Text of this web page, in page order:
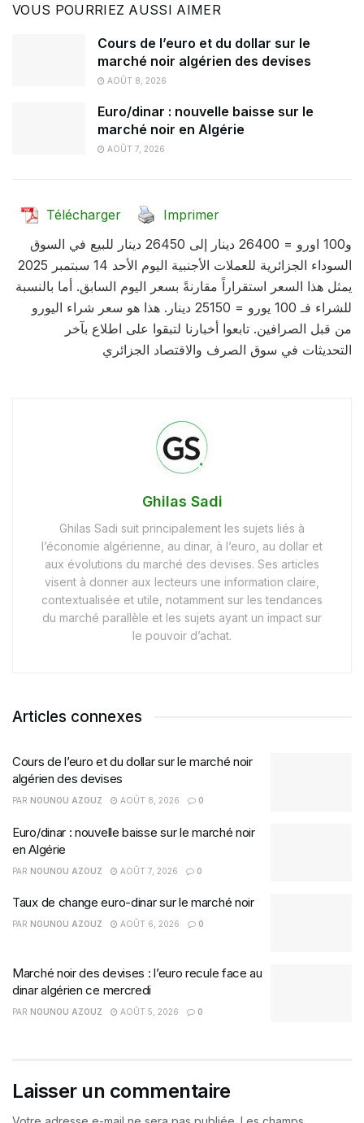
VOUS POURRIEZ AUSSI AIMER
Cours de l’euro et du dollar sur le
marché noir algérien des devises
AOÛT 8, 2026
Euro/dinar : nouvelle baisse sur le
marché noir en Algérie
AOÛT 7, 2026
Télécharger
Imprimer
السوداء الجزائرية للعملات الأجنبية اليوم الأحد 14 سبتمبر 2025
يمثل هذا السعر استقراراً مقارنةً بسعر اليوم السابق. أما بالنسبة
للشراء فـ 100 يورو = 25150 دينار. هذا هو سعر شراء اليورو
من قبل الصرافين. تابعوا أخبارنا لتبقوا على اطلاع بآخر
التحديثات في سوق الصرف والاقتصاد الجزائري
Ghilas Sadi
Ghilas Sadi suit principalement les sujets liés à
l’économie algérienne, au dinar, à l’euro, au dollar et
aux évolutions du marché des devises. Ses articles
visent à donner aux lecteurs une information claire,
contextualisée et utile, notamment sur les tendances
du marché parallèle et les sujets ayant un impact sur
le pouvoir d’achat.
Articles connexes
Cours de l’euro et du dollar sur le marché noir
algérien des devises
PAR NOUNOU AZOUZ AOÛT 8, 2026 0
Euro/dinar : nouvelle baisse sur le marché noir
en Algérie
PAR NOUNOU AZOUZ AOÛT 7, 2026 0
Taux de change euro-dinar sur le marché noir
PAR NOUNOU AZOUZ AOÛT 6, 2026 0
Marché noir des devises : l’euro recule face au
dinar algérien ce mercredi
PAR NOUNOU AZOUZ AOÛT 5, 2026 0
Laisser un commentaire